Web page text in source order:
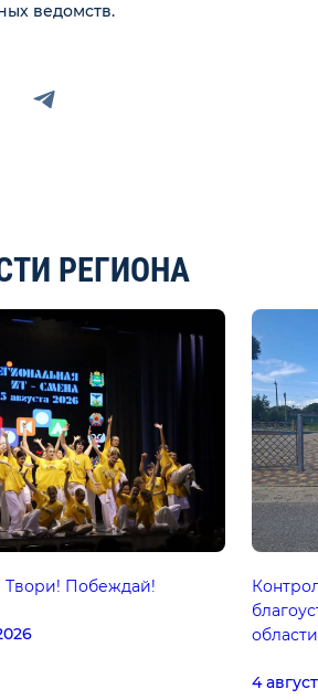
ведомств.
РЕГИОНА
Твори! Побеждай!
области
4